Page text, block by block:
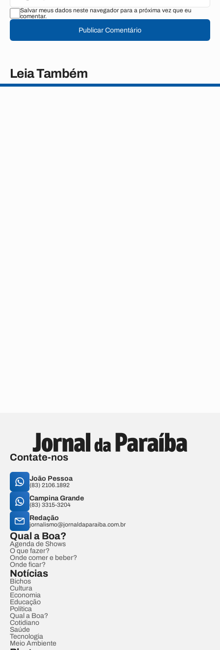
Salvar meus dados neste navegador para a próxima vez que eu
comentar.
Publicar Comentário
Leia Também
Contate-nos
João Pessoa
(83) 2106.1892
Campina Grande
(83) 3315-3204
Redação
jornalismo@jornaldaparaiba.com.br
Qual a Boa?
Agenda de Shows
O que fazer?
Onde comer e beber?
Onde ficar?
Notícias
Bichos
Cultura
Economia
Educação
Política
Qual a Boa?
Cotidiano
Saúde
Tecnologia
Meio Ambiente